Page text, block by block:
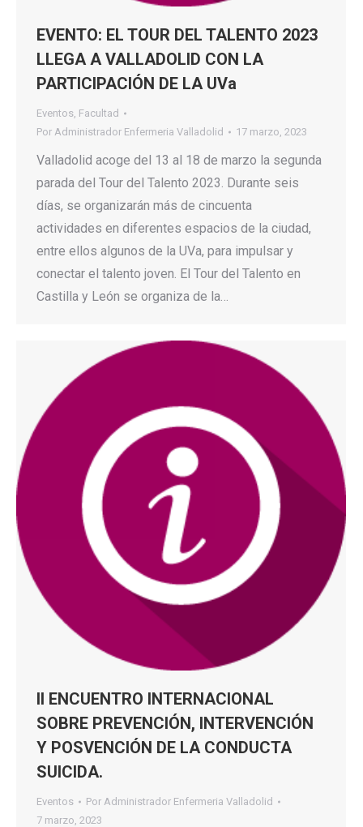
EVENTO: EL TOUR DEL TALENTO 2023
LLEGA A VALLADOLID CON LA
PARTICIPACIÓN DE LA UVa
Eventos, Facultad
Por Administrador Enfermeria Valladolid 17 marzo, 2023
Valladolid acoge del 13 al 18 de marzo la segunda
parada del Tour del Talento 2023. Durante seis
días, se organizarán más de cincuenta
actividades en diferentes espacios de la ciudad,
entre ellos algunos de la UVa, para impulsar y
conectar el talento joven. El Tour del Talento en
Castilla y León se organiza de la…
II ENCUENTRO INTERNACIONAL
SOBRE PREVENCIÓN, INTERVENCIÓN
Y POSVENCIÓN DE LA CONDUCTA
SUICIDA.
Eventos Por Administrador Enfermeria Valladolid
7 marzo, 2023